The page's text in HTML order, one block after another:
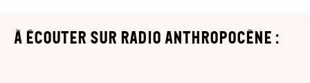
à écouter sur Radio Anthropocène :